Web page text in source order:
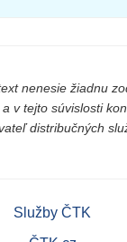
nenesie žiadnu
v tejto súvislosti
distribučných
Služby ČTK